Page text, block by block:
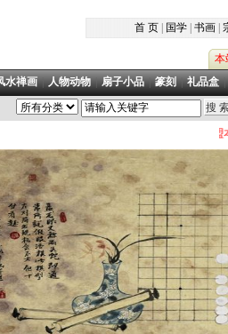
首 页| 国学| 书画|
本
水禅画|人物动物|扇子小品|篆刻 |礼品盒|
凡加盟本俱